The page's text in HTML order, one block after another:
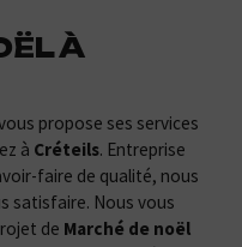
propose ses services
à Créteils. Entreprise
faire de qualité, nous
satisfaire. Nous vous
de Marché de noël